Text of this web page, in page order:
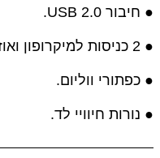
● חיבור USB 2.0.
● 2 כניסות למיקרופון ואוזניות.
● כפתורי ווליום.
● נורות חיוויי לד.